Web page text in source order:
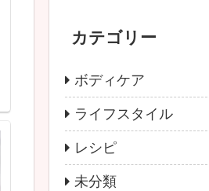
カテゴリー
ボディケア
ライフスタイル
レシピ
未分類